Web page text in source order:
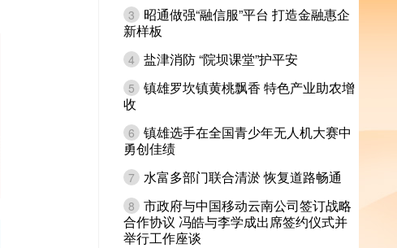
3
昭通做强“融信服”平台 打造金融惠企
新样板
4 盐津消防 “院坝课堂”护平安
5 镇雄罗坎镇黄桃飘香 特色产业助农增
收
6 镇雄选手在全国青少年无人机大赛中
勇创佳绩
7 水富多部门联合清淤 恢复道路畅通
8 市政府与中国移动云南公司签订战略
合作协议 冯皓与李学成出席签约仪式并
举行工作座谈